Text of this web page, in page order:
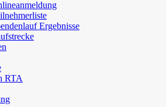
Ergebnisse
RTA